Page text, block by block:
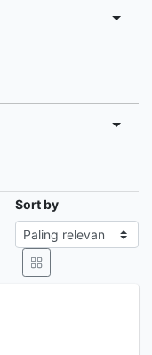
Sort by